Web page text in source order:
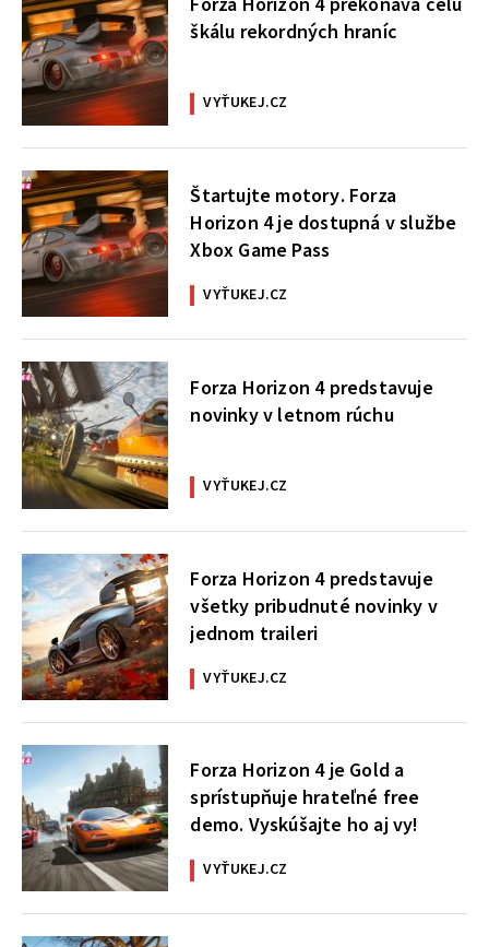
škálu rekordných hraníc
VYŤUKEJ.CZ
Štartujte motory. Forza
Horizon 4 je dostupná v službe
Xbox Game Pass
VYŤUKEJ.CZ
Forza Horizon 4 predstavuje
novinky v letnom rúchu
VYŤUKEJ.CZ
Forza Horizon 4 predstavuje
všetky pribudnuté novinky v
jednom traileri
VYŤUKEJ.CZ
Forza Horizon 4 je Gold a
sprístupňuje hrateľné free
demo. Vyskúšajte ho aj vy!
VYŤUKEJ.CZ